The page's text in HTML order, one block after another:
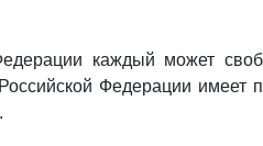
каждый может
Федерации имеет